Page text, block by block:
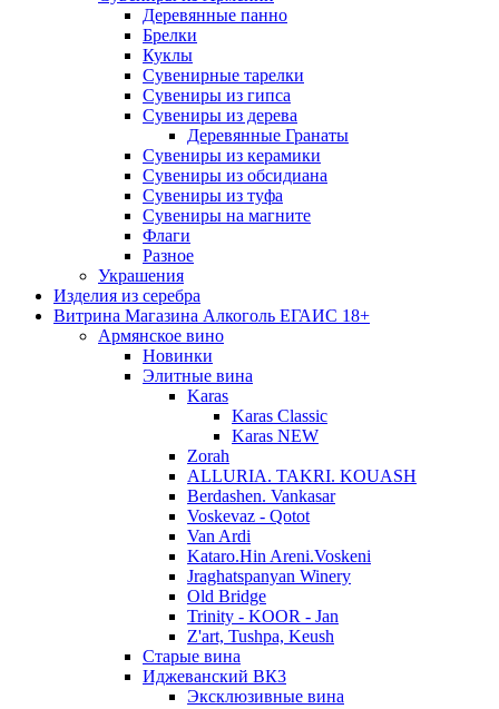
Деревянные панно
Брелки
Куклы
Сувенирные тарелки
Сувениры из гипса
Сувениры из дерева
Деревянные Гранаты
Сувениры из керамики
Сувениры из обсидиана
Сувениры из туфа
Сувениры на магните
Флаги
Разное
Украшения
Изделия из серебра
Витрина Магазина Алкоголь ЕГАИС 18+
Армянское вино
Новинки
Элитные вина
Karas
Karas Classic
Karas NEW
Zorah
ALLURIA. TAKRI. KOUASH
Berdashen. Vankasar
Voskevaz - Qotot
Van Ardi
Kataro.Hin Areni.Voskeni
Jraghatspanyan Winery
Old Bridge
Trinity - KOOR - Jan
Z'art, Tushpa, Keush
Старые вина
Иджеванский ВК3
Эксклюзивные вина